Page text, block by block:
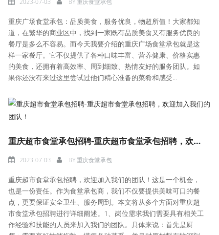
2023-07-03 BY重庆食堂承包
重庆广场食堂承包：品质美食，服务优良，物超所值！大家都知
道，在繁华的商业区中，找到一家既有品质美食又有服务优良的
餐厅是多么不容易。而今天我要介绍的重庆广场食堂承包就是这
样一家餐厅。它不仅提供了各种口味丰富、营养健康、价格实惠
的美食，还拥有着高效率、周到细致、热情友好的服务团队。如
果你还没有来过这里尝试过他们精心准备的菜肴和感受...
重庆超市食堂承包招聘-重庆超市食堂承包招聘，欢迎加入我们的团队！
2023-07-03 BY重庆食堂承包
重庆超市食堂承包招聘，欢迎加入我们的团队！这是一个机会，
也是一份责任。作为食堂承包商，我们不仅要提供美味可口的餐
点，更要保证安全卫生、服务周到。本文将从多个方面对重庆超
市食堂承包招聘进行详细阐述。1、岗位需求我们需要具有相关工
作经验和技能的人员来加入我们的团队。具体来说：首先是厨